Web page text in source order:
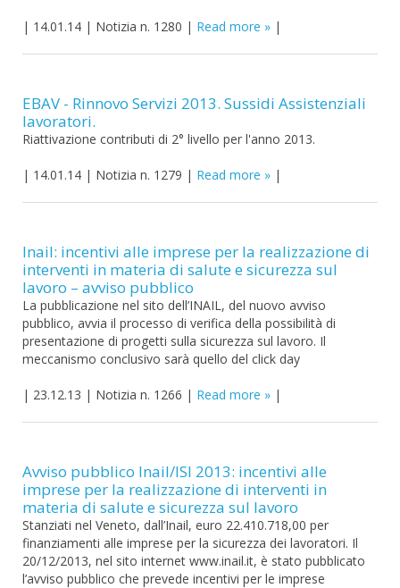
| 14.01.14 | Notizia n. 1280 | Read more |
EBAV - Rinnovo Servizi 2013. Sussidi Assistenziali
lavoratori.
Riattivazione contributi di 2° livello per l'anno 2013.
| 14.01.14 | Notizia n. 1279 | Read more |
Inail: incentivi alle imprese per la realizzazione di
interventi in materia di salute e sicurezza sul
lavoro – avviso pubblico
La pubblicazione nel sito dell’INAIL, del nuovo avviso
pubblico, avvia il processo di verifica della possibilità di
presentazione di progetti sulla sicurezza sul lavoro. Il
meccanismo conclusivo sarà quello del click day
| 23.12.13 | Notizia n. 1266 | Read more |
Avviso pubblico Inail/ISI 2013: incentivi alle
imprese per la realizzazione di interventi in
materia di salute e sicurezza sul lavoro
Stanziati nel Veneto, dall’Inail, euro 22.410.718,00 per
finanziamenti alle imprese per la sicurezza dei lavoratori. Il
20/12/2013, nel sito internet www.inail.it, è stato pubblicato
l’avviso pubblico che prevede incentivi per le imprese